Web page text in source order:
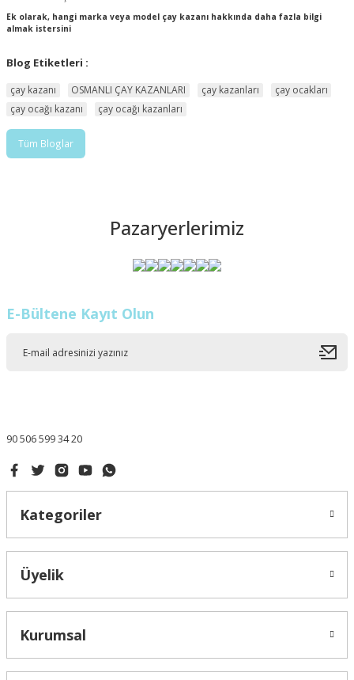
Ek olarak, hangi marka veya model çay kazanı hakkında daha fazla bilgi
almak istersini
Blog Etiketleri :
çay kazanı OSMANLI ÇAY KAZANLARI çay kazanları
çay ocakları
çay ocağı kazanı
çay ocağı kazanları
Tüm Bloglar
Pazaryerlerimiz
E-Bültene Kayıt Olun
90 506 599 34 20
Kategoriler
Üyelik
Kurumsal